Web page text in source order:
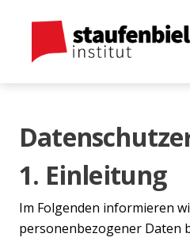
1. Einleitung
Im Folgenden informieren
personenbezogener Daten